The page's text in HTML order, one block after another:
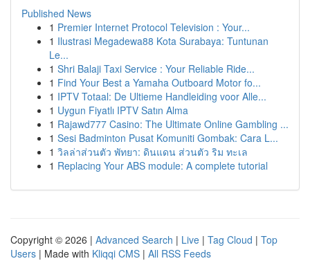
Published News
1 Premier Internet Protocol Television : Your...
1 Ilustrasi Megadewa88 Kota Surabaya: Tuntunan
Le...
1 Shri Balaji Taxi Service : Your Reliable Ride...
1 Find Your Best a Yamaha Outboard Motor fo...
1 IPTV Totaal: De Ultieme Handleiding voor Alle...
1 Uygun Fiyatlı IPTV Satın Alma
1 Rajawd777 Casino: The Ultimate Online Gambling ...
1 Sesi Badminton Pusat Komuniti Gombak: Cara L...
1 วิลล่าส่วนตัว พัทยา: ดินแดน ส่วนตัว ริม ทะเล
1 Replacing Your ABS module: A complete tutorial
Copyright © 2026 | Advanced Search | Live | Tag Cloud | Top
Users | Made with Kliqqi CMS | All RSS Feeds